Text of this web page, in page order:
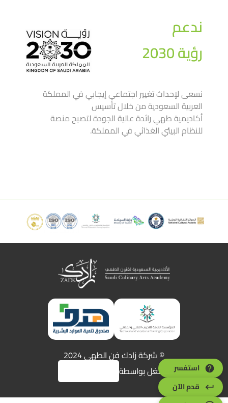
ندعم
رؤية 2030
نسعى لإحداث تغيير اجتماعي إيجابي في المملكة
العربية السعودية من خلال تأسيس
أكاديمية طهي رائدة عالية الجودة لتصبح منصة
للنظام البيئي الغذائي في المملكة.
© شركة زادك فن الطهي 2024
مشغل بواسطة
استفسر
قدم الآن